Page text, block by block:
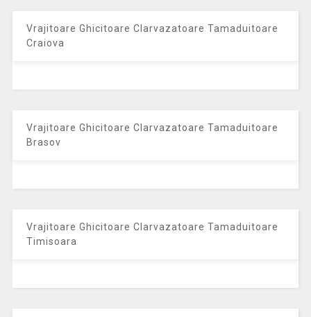
Vrajitoare Ghicitoare Clarvazatoare Tamaduitoare
Craiova
Vrajitoare Ghicitoare Clarvazatoare Tamaduitoare
Brasov
Vrajitoare Ghicitoare Clarvazatoare Tamaduitoare
Timisoara